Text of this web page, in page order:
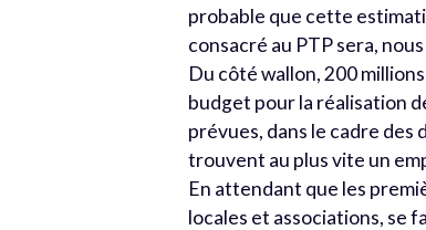
probable que cette
consacré au PTP sera,
Du côté wallon, 200
budget pour la réalisation
prévues, dans le cadre
trouvent au plus vite un
En attendant que les
locales et associations, se